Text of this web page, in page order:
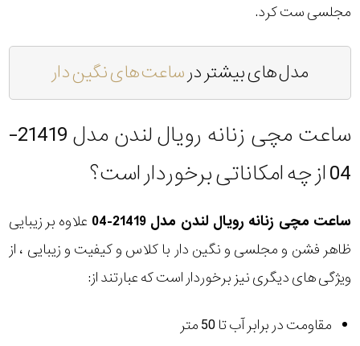
مجلسی ست کرد.
مدل های بیشتر درساعت های نگین دار
ساعت مچی زنانه رویال لندن مدل 21419-
04 از چه امکاناتی برخوردار است؟
ساعت مچی زنانه رویال لندن مدل 21419-04
علاوه بر زیبایی
ظاهر فشن و مجلسی و نگین دار با کلاس و کیفیت و زیبایی ، از
ویژگی های دیگری نیز برخوردار است که عبارتند از:
مقاومت در برابر آب تا 50 متر